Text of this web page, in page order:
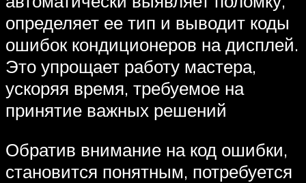
определяет ее тип и выводит коды
ошибок кондиционеров на дисплей.
Это упрощает работу мастера,
ускоряя время, требуемое на
принятие важных решений
Обратив внимание на код ошибки,
становится понятным, потребуется